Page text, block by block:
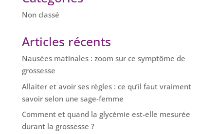
Non classé
Articles récents
Nausées matinales : zoom sur ce symptôme de
grossesse
Allaiter et avoir ses règles : ce qu’il faut vraiment
savoir selon une sage-femme
Comment et quand la glycémie est-elle mesurée
durant la grossesse ?